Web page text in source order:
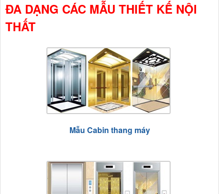
ĐA DẠNG CÁC MẪU THIẾT KẾ NỘI
THẤT
Mẫu Cabin thang máy